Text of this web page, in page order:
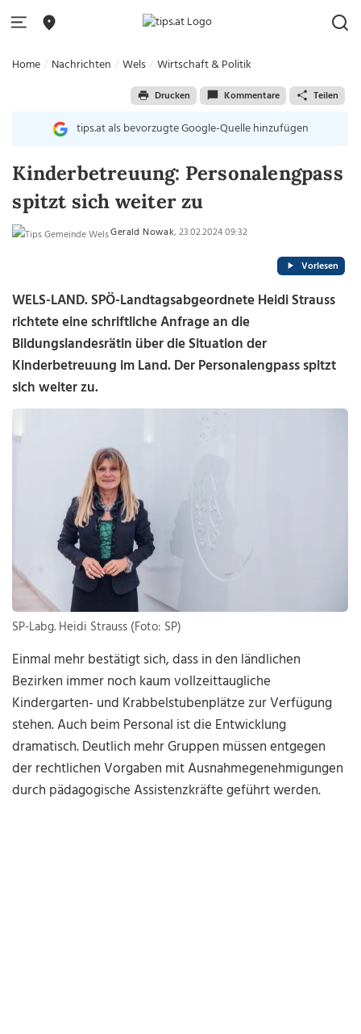
Home Nachrichten Wels Wirtschaft & Politik
Drucken Kommentare Teilen
tips.at als bevorzugte Google-Quelle hinzufügen
Kinderbetreuung: Personalengpass
spitzt sich weiter zu
Gerald Nowak, 23.02.2024 09:32
Vorlesen
WELS-LAND.SPÖ-Landtagsabgeordnete Heidi Strauss
richtete eine schriftliche Anfrage an die
Bildungslandesrätin über die Situation der
Kinderbetreuung im Land. Der Personalengpass spitzt
sich weiter zu.
SP-Labg. Heidi Strauss (Foto: SP)
Einmal mehr bestätigt sich, dass in den ländlichen
Bezirken immer noch kaum vollzeittaugliche
Kindergarten- und Krabbelstubenplätze zur Verfügung
stehen. Auch beim Personal ist die Entwicklung
dramatisch. Deutlich mehr Gruppen müssen entgegen
der rechtlichen Vorgaben mit Ausnahmegenehmigungen
durch pädagogische Assistenzkräfte geführt werden.